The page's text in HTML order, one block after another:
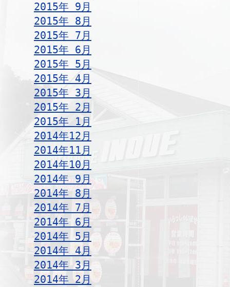
2015年 9月
2015年 8月
2015年 7月
2015年 6月
2015年 5月
2015年 4月
2015年 3月
2015年 2月
2015年 1月
2014年12月
2014年11月
2014年10月
2014年 9月
2014年 8月
2014年 7月
2014年 6月
2014年 5月
2014年 4月
2014年 3月
2014年 2月